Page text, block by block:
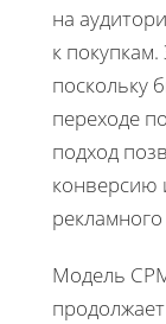
на
к
поскольку
переходе
подход
конверсию
Модель